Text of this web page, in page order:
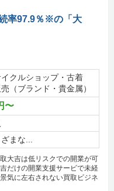
率97.9％※の「大
クルショップ・古着
（ブランド・貴金属）
〜
まな...
大吉は低リスクでの開業が可
だけの開業支援サービで未経
気に左右されない買取ビジネ